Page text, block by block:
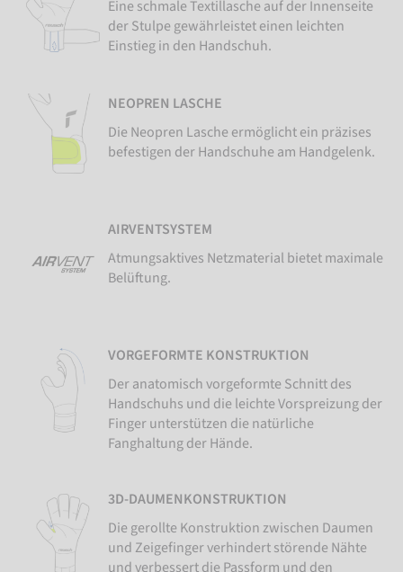
Eine schmale Textillasche auf der Innenseite
der Stulpe gewährleistet einen leichten
Einstieg in den Handschuh.
NEOPREN LASCHE
Die Neopren Lasche ermöglicht ein präzises
befestigen der Handschuhe am Handgelenk.
AIRVENTSYSTEM
Atmungsaktives Netzmaterial bietet maximale
Belüftung.
VORGEFORMTE KONSTRUKTION
Der anatomisch vorgeformte Schnitt des
Handschuhs und die leichte Vorspreizung der
Finger unterstützen die natürliche
Fanghaltung der Hände.
3D-DAUMENKONSTRUKTION
Die gerollte Konstruktion zwischen Daumen
und Zeigefinger verhindert störende Nähte
und verbessert die Passform und den